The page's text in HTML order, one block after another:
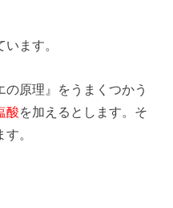
ます。
原理』をうまくつかう
酸を加えるとします。そ
。